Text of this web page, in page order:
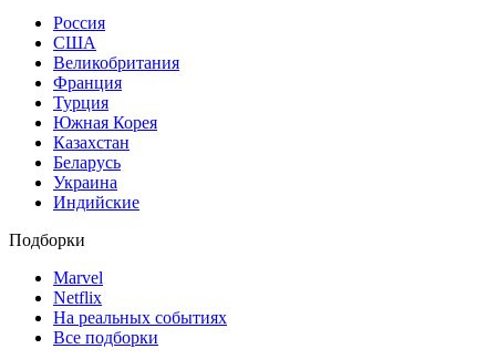
Россия
США
Великобритания
Франция
Турция
Южная Корея
Казахстан
Беларусь
Украина
Индийские
Подборки
Marvel
Netflix
На реальных событиях
Все подборки